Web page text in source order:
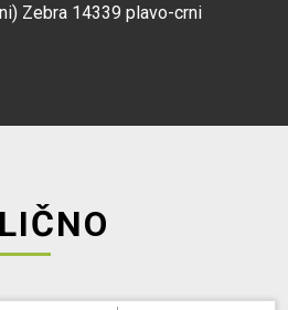
Zebra 14339 plavo-crni